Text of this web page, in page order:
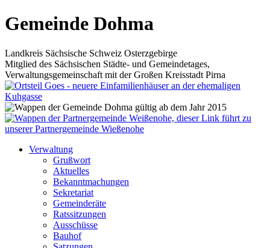
Gemeinde Dohma
Landkreis Sächsische Schweiz Osterzgebirge
Mitglied des Sächsischen Städte- und Gemeindetages,
Verwaltungsgemeinschaft mit der Großen Kreisstadt Pirna
Verwaltung
Grußwort
Aktuelles
Bekanntmachungen
Sekretariat
Gemeinderäte
Ratssitzungen
Ausschüsse
Bauhof